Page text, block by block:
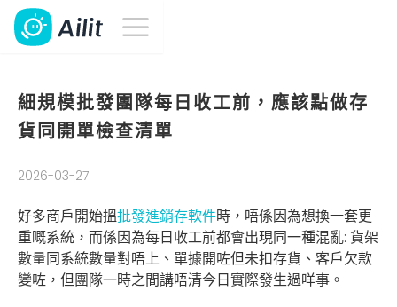
細規模批發團隊每日收工前，應該點做存
貨同開單檢查清單
2026-03-27
好多商戶開始搵批發進銷存軟件時，唔係因為想換一套更
重嘅系統，而係因為每日收工前都會出現同一種混亂: 貨架
數量同系統數量對唔上、單據開咗但未扣存貨、客戶欠款
變咗，但團隊一時之間講唔清今日實際發生過咩事。